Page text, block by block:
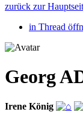
zurück zur
in Thread
Georg
Irene König